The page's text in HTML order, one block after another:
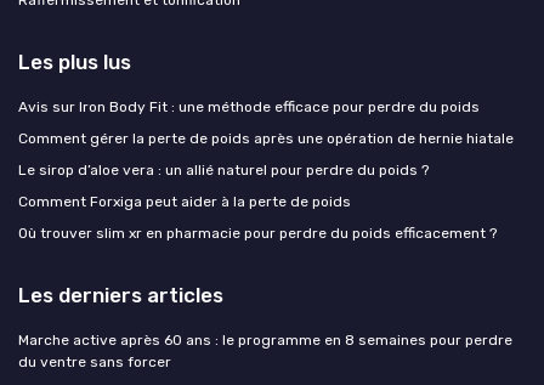
Les plus lus
Avis sur Iron Body Fit : une méthode efficace pour perdre du poids
Comment gérer la perte de poids après une opération de hernie hiatale
Le sirop d’aloe vera : un allié naturel pour perdre du poids ?
Comment Forxiga peut aider à la perte de poids
Où trouver slim xr en pharmacie pour perdre du poids efficacement ?
Les derniers articles
Marche active après 60 ans : le programme en 8 semaines pour perdre
du ventre sans forcer